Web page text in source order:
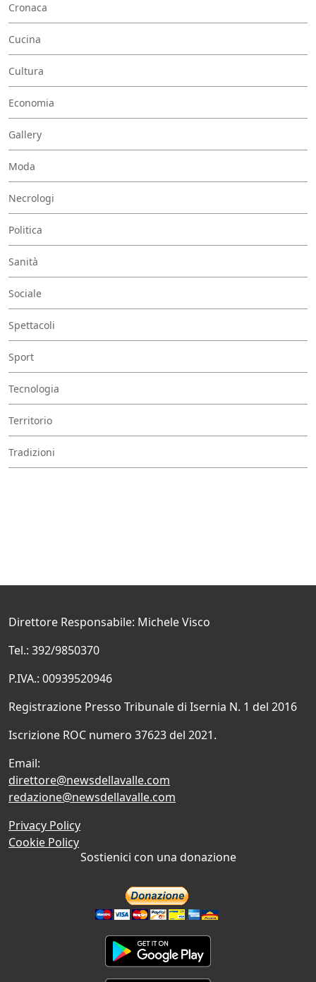
Cronaca
Cucina
Cultura
Economia
Gallery
Moda
Necrologi
Politica
Sanità
Sociale
Spettacoli
Sport
Tecnologia
Territorio
Tradizioni
Direttore Responsabile: Michele Visco
Tel.: 392/9850370
P.IVA.: 00939520946
Registrazione Presso Tribunale di Isernia N. 1 del 2016
Iscrizione ROC numero 37623 del 2021.
Email:
direttore@newsdellavalle.com
redazione@newsdellavalle.com
Privacy Policy
Cookie Policy
Sostienici con una donazione